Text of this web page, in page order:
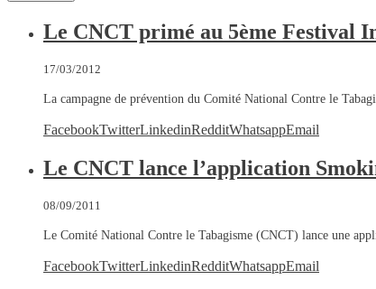
Le CNCT primé au 5ème Festival
17/03/2012
La campagne de prévention du Comité National Contre le
FacebookTwitterLinkedinRedditWhatsappEmail
Le CNCT lance l’application
08/09/2011
Le Comité National Contre le Tabagisme (CNCT) lance une
FacebookTwitterLinkedinRedditWhatsappEmail